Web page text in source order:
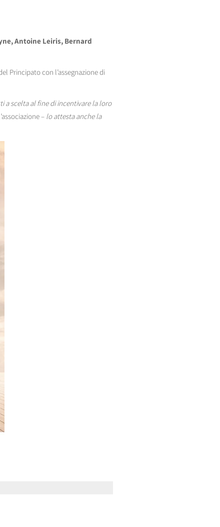
Antoine Leiris, Bernard
Principato con l’assegnazione di
a scelta al fine di incentivare la loro
– lo attesta anche la